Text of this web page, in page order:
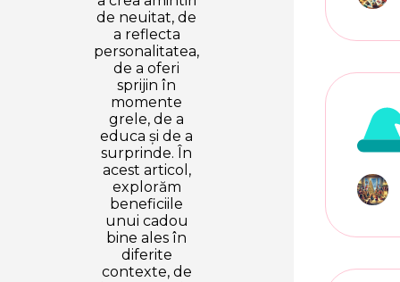
de neuitat, de
a reflecta
personalitatea,
de a oferi
sprijin în
momente
grele, de a
educa și de a
surprinde. În
acest articol,
explorăm
beneficiile
unui cadou
bine ales în
diferite
contexte, de